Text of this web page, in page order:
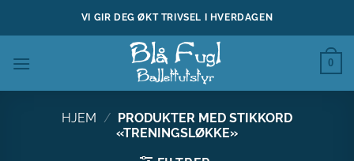
VI GIR DEG ØKT TRIVSEL I HVERDAGEN
0
HJEM / PRODUKTER MED STIKKORD
«TRENINGSLØKKE»